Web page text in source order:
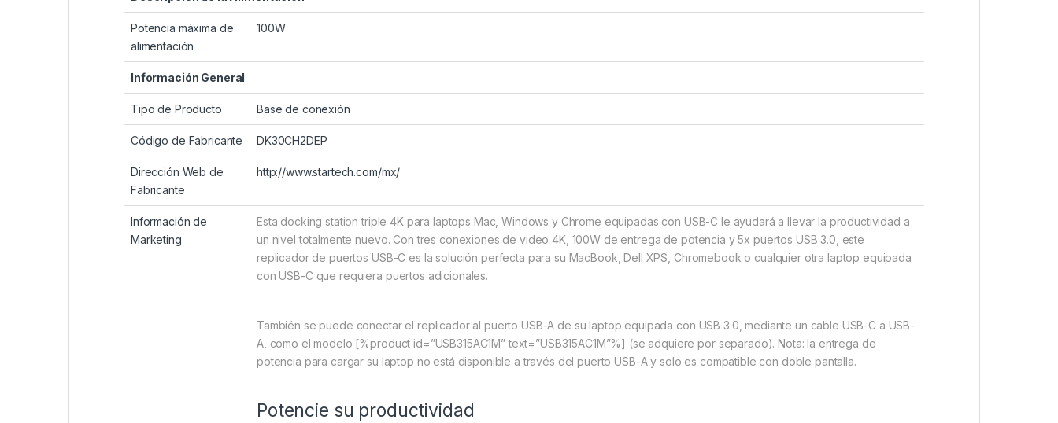
Potencia máxima de
alimentación
100W
Información General
Tipo de Producto Base de conexión
Código de Fabricante DK30CH2DEP
Dirección Web de
Fabricante
http://www.startech.com/mx/
Información de
Marketing
Esta docking station triple 4K para laptops Mac, Windows y Chrome equipadas con USB-C le ayudará a llevar la productividad a
un nivel totalmente nuevo. Con tres conexiones de video 4K, 100W de entrega de potencia y 5x puertos USB 3.0, este
replicador de puertos USB-C es la solución perfecta para su MacBook, Dell XPS, Chromebook o cualquier otra laptop equipada
con USB-C que requiera puertos adicionales.
También se puede conectar el replicador al puerto USB-A de su laptop equipada con USB 3.0, mediante un cable USB-C a USB-
A, como el modelo [%product id=”USB315AC1M” text=”USB315AC1M”%] (se adquiere por separado). Nota: la entrega de
potencia para cargar su laptop no está disponible a través del puerto USB-A y solo es compatible con doble pantalla.
Potencie su productividad